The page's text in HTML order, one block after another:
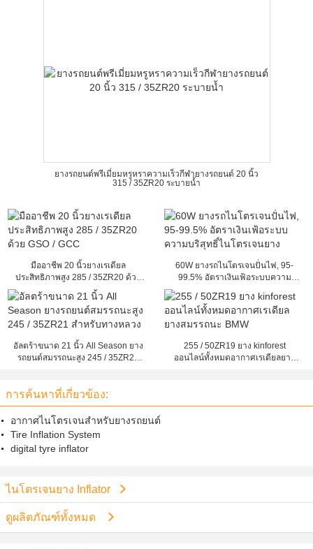
ยางรถยนต์พรีเมี่ยมหรูหราความเร็วกีฬายางรถยนต์ 20 นิ้ว
315 / 35ZR20 ระบายน้ำ
มืออาชีพ 20 นิ้วยางเรเดียล
ประสิทธิภาพสูง 285 / 35ZR20 ด้วย
GSO / GCC
60W ยางรถไนโตรเจนปั่นไฟ, 95-
99.5% อัตราเงินเฟ้อระบบความ
อัลตร้าขนาด 21 นิ้ว All Season ยาง
รถยนต์สมรรถนะสูง 245 / 35ZR21
255 / 50ZR19 ยาง kinforest
ออนไลน์ทั้งหมดอากาศเรเดียลยาง
การค้นหาที่เกี่ยวข้อง:
อากาศไนโตรเจนสำหรับยางรถยนต์
Tire Inflation System
digital tyre inflator
ไนโตรเจนยาง Inflator
ดูผลิตภัณฑ์ทั้งหมด